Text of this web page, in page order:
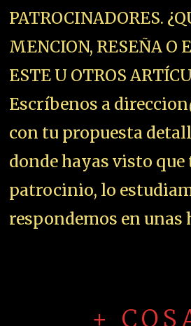
PATROCINADORES.
MENCION, RESEÑA O
ESTE U OTROS
Escríbenos a
con tu propuesta
donde hayas visto que
patrocinio, lo
respondemos en unas
+